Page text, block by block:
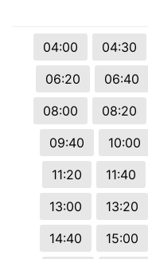
04:00 04:30
06:20
06:40
08:00
08:20
09:40
10:00
11:20
11:40
13:00
13:20
14:40
15:00